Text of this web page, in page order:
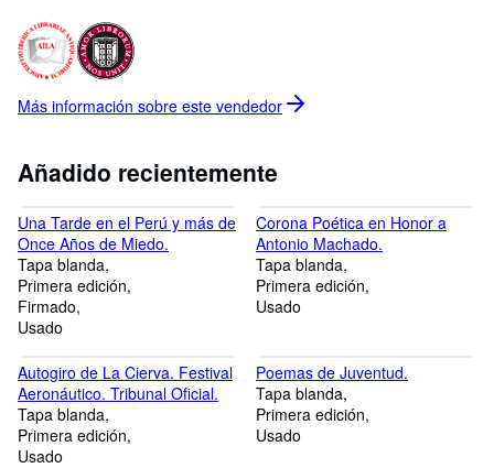
Más información sobre este vendedor
Añadido recientemente
Una Tarde en el Perú y más de
Once Años de Miedo.
Tapa blanda
Primera edición
Firmado
Usado
Corona Poética en Honor a
Antonio Machado.
Tapa blanda
Primera edición
Usado
Autogiro de La Cierva. Festival
Aeronáutico. Tribunal Oficial.
Tapa blanda
Primera edición
Usado
Poemas de Juventud.
Tapa blanda
Primera edición
Usado